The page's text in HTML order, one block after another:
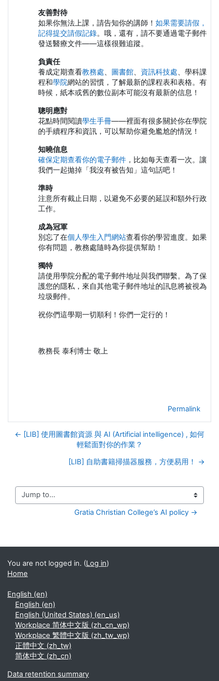
友善對待
如果你無法上課，請告知你的講師！ 如果需要請假，
記得提交請假記錄。哦，還有，請不要通過電子郵件
發送醫療文件——這樣很難追蹤。
負責任
養成定期查看教務處、 圖書館、 資訊科技處、學科課
程和學院網站的習慣，了解最新的課程表和表格。有
時候，紙本或舊的數位副本可能沒有最新的信息！
聰明應對
花點時間閱讀學生手冊——裡面有很多關於你在學院
的手續程序和資訊，可以幫助你避免尷尬的情況！
知曉信息
確保定期查看你的電子郵件 ，比如每天查看一次。讓
我們一起拋掉「我沒有被告知」這句話吧！
準時
注意所有截止日期，以避免不必要的延誤和額外行政
工作。
成為冠軍
別忘了在個人學生入門網站查看你的學習進度。如果
你有問題，教務處隨時為你提供幫助！
獨特
請使用學院分配的電子郵件地址與我們聯繫。為了保
護您的隱私，來自其他電子郵件地址的訊息將被視為
垃圾郵件。
祝你們這學期一切順利！你們一定行的！
教務長 泰利博士 敬上
Permalink
← [LIB] 使用圖書館資源 與 AI (Artificial intelligence) , 如何
輕鬆面對你的作業？
[LIB] 自助書籍掃描器服務，方便易用！ →
Jump to...
Gratia Christian College’s AI policy →
You are not logged in. (Log in)
Home
English ‎(en)‎
English ‎(en)‎
English (United States) ‎(en_us)‎
Workplace 简体中文版 ‎(zh_cn_wp)‎
Workplace 繁體中文版 ‎(zh_tw_wp)‎
正體中文 ‎(zh_tw)‎
简体中文 ‎(zh_cn)‎
Data retention summary